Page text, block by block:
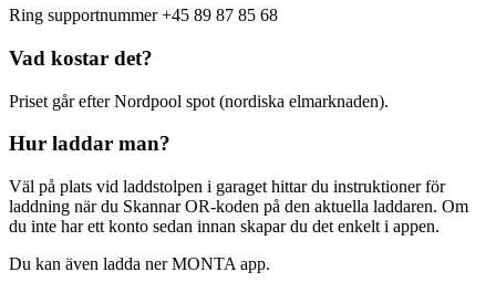
Ring supportnummer +45 89 87 85 68
Vad kostar det?
Priset går efter Nordpool spot (nordiska elmarknaden).
Hur laddar man?
Väl på plats vid laddstolpen i garaget hittar du instruktioner för
laddning när du Skannar OR-koden på den aktuella laddaren. Om
du inte har ett konto sedan innan skapar du det enkelt i appen.
Du kan även ladda ner MONTA app.